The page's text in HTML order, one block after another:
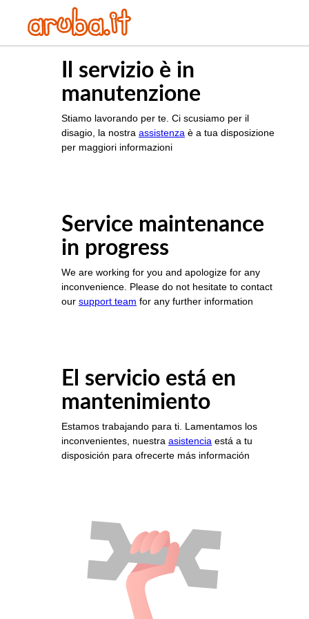
Il servizio è in
manutenzione
Stiamo lavorando per te. Ci scusiamo per il
disagio, la nostra assistenza è a tua disposizione
per maggiori informazioni
Service maintenance
in progress
We are working for you and apologize for any
inconvenience. Please do not hesitate to contact
our support team for any further information
El servicio está en
mantenimiento
Estamos trabajando para ti. Lamentamos los
inconvenientes, nuestra asistencia está a tu
disposición para ofrecerte más información